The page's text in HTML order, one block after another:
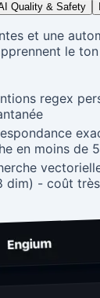
Quality & Safety
et une
le
regex
en moins de
dim) - coût